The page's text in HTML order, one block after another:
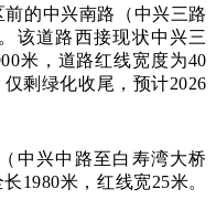
的中兴南路（中兴三路
该道路西接现状中兴三
米，道路红线宽度为40
剩绿化收尾，预计2026
中兴中路至白寿湾大桥
1980米，红线宽25米。